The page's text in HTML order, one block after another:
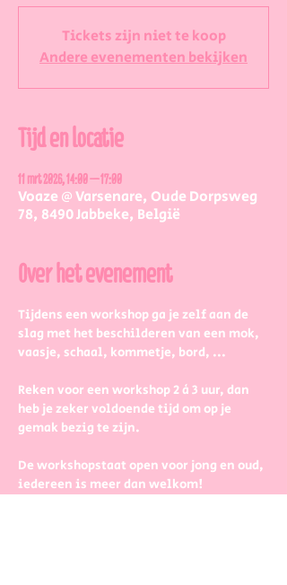
Tickets zijn niet te koop
Andere evenementen bekijken
Tijd en locatie
11 mrt 2026, 14:00 – 17:00
Voaze @ Varsenare, Oude Dorpsweg
78, 8490 Jabbeke, België
Over het evenement
Tijdens een workshop ga je zelf aan de
slag met het beschilderen van een mok,
vaasje, schaal, kommetje, bord, ...
Reken voor een workshop 2 à 3 uur, dan
heb je zeker voldoende tijd om op je
gemak bezig te zijn.
De workshopstaat open voor jong en oud,
iedereen is meer dan welkom!